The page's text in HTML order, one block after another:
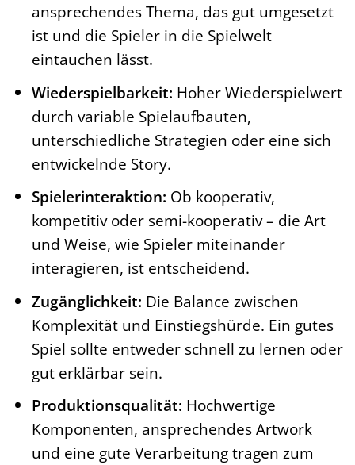
ansprechendes Thema, das gut umgesetzt
ist und die Spieler in die Spielwelt
eintauchen lässt.
Wiederspielbarkeit: Hoher Wiederspielwert
durch variable Spielaufbauten,
unterschiedliche Strategien oder eine sich
entwickelnde Story.
Spielerinteraktion: Ob kooperativ,
kompetitiv oder semi-kooperativ – die Art
und Weise, wie Spieler miteinander
interagieren, ist entscheidend.
Zugänglichkeit: Die Balance zwischen
Komplexität und Einstiegshürde. Ein gutes
Spiel sollte entweder schnell zu lernen oder
gut erklärbar sein.
Produktionsqualität: Hochwertige
Komponenten, ansprechendes Artwork
und eine gute Verarbeitung tragen zum